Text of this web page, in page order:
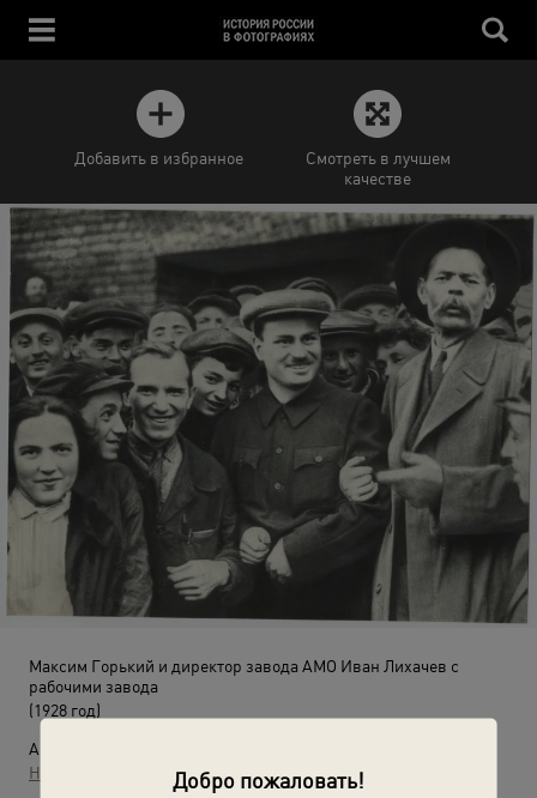
Добро пожаловать!
Добавить в избранное
Смотреть в лучшем
качестве
Максим Горький и директор завода АМО Иван Лихачев с
рабочими завода
(1928 год)
Автор:
Николай Петров